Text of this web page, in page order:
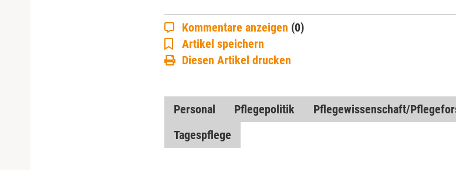
Kommentare anzeigen (0)
Artikel speichern
Diesen Artikel drucken
Personal Pflegepolitik Pflegewissenschaft/
Tagespflege